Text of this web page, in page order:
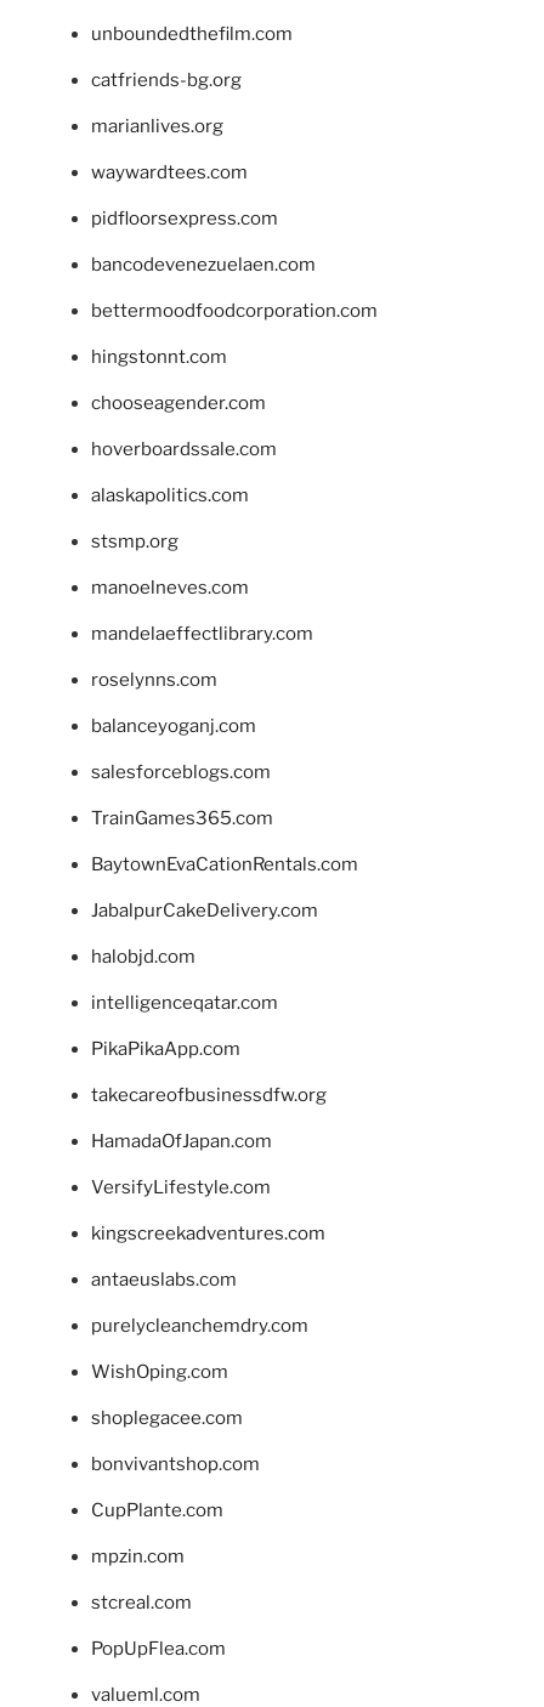
unboundedthefilm.com
catfriends-bg.org
marianlives.org
waywardtees.com
pidfloorsexpress.com
bancodevenezuelaen.com
bettermoodfoodcorporation.com
hingstonnt.com
chooseagender.com
hoverboardssale.com
alaskapolitics.com
stsmp.org
manoelneves.com
mandelaeffectlibrary.com
roselynns.com
balanceyoganj.com
salesforceblogs.com
TrainGames365.com
BaytownEvaCationRentals.com
JabalpurCakeDelivery.com
halobjd.com
intelligenceqatar.com
PikaPikaApp.com
takecareofbusinessdfw.org
HamadaOfJapan.com
VersifyLifestyle.com
kingscreekadventures.com
antaeuslabs.com
purelycleanchemdry.com
WishOping.com
shoplegacee.com
bonvivantshop.com
CupPlante.com
mpzin.com
stcreal.com
PopUpFlea.com
valueml.com